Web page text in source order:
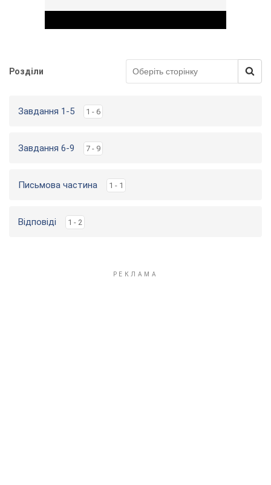
Розділи
Завдання 1-5 1 - 6
Завдання 6-9 7 - 9
Письмова частина 1 - 1
Відповіді 1 - 2